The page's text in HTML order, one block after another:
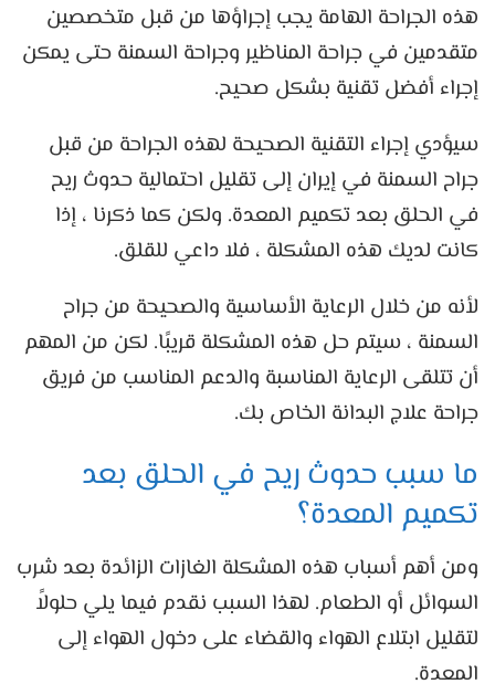
هذه الجراحة الهامة يجب إجراؤها من قبل متخصصين
متقدمين في جراحة المناظير وجراحة السمنة حتى يمكن
إجراء أفضل تقنية بشكل صحيح.
سيؤدي إجراء التقنية الصحيحة لهذه الجراحة من قبل
جراح السمنة في إيران إلى تقليل احتمالية حدوث ريح
في الحلق بعد تكميم المعدة. ولكن كما ذكرنا ، إذا
كانت لديك هذه المشكلة ، فلا داعي للقلق.
لأنه من خلال الرعاية الأساسية والصحيحة من جراح
السمنة ، سيتم حل هذه المشكلة قريبًا. لكن من المهم
أن تتلقى الرعاية المناسبة والدعم المناسب من فريق
جراحة علاج البدانة الخاص بك.
ما سبب حدوث ريح في الحلق بعد
تكميم المعدة؟
ومن أهم أسباب هذه المشكلة الغازات الزائدة بعد شرب
السوائل أو الطعام. لهذا السبب نقدم فيما يلي حلولاً
لتقليل ابتلاع الهواء والقضاء على دخول الهواء إلى
المعدة.